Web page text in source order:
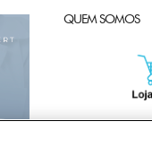
QUEM SOMOS
CLUB EXPERT